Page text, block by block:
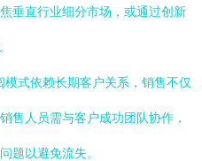
垂直行业细分市场，或通过创新
模式依赖长期客户关系，销售不仅
售人员需与客户成功团队协作，
题以避免流失。